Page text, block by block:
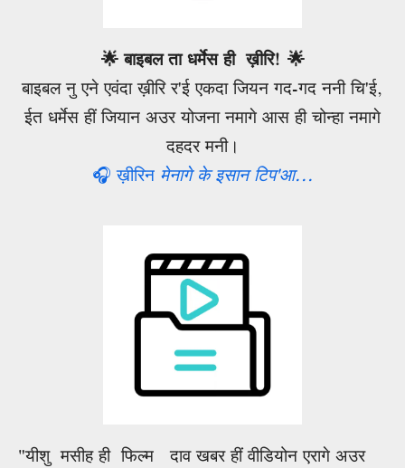
🌟 बाइबल ता धर्मेस ही ख़ीरि! 🌟
बाइबल नु एने एवंदा ख़ीरि र'ई एकदा जियन गद-गद ननी चि'ई,
ईत धर्मेस हीं जियान अउर योजना नमागे आस ही चोन्हा नमागे
दहदर मनी।
🎧 ख़ीरिनमेनागे के इसान टिप'आ...
"यीशु मसीह ही फिल्म दाव खबर हीं वीडियोन एरागे अउर